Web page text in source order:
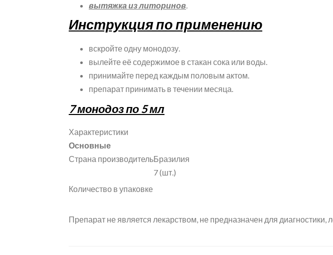
вытяжка из литоринов.
Инструкция по применению
вскройте одну монодозу.
вылейте её содержимое в стакан сока или воды.
принимайте перед каждым половым актом.
препарат принимать в течении месяца.
7 монодоз по 5 мл
Характеристики
Основные
Страна производительБразилия
Количество в упаковке
7 (шт.)
Препарат не является лекарством, не предназначен для